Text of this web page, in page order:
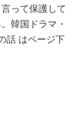
って保護して
韓国ドラマ・
話 はページ下